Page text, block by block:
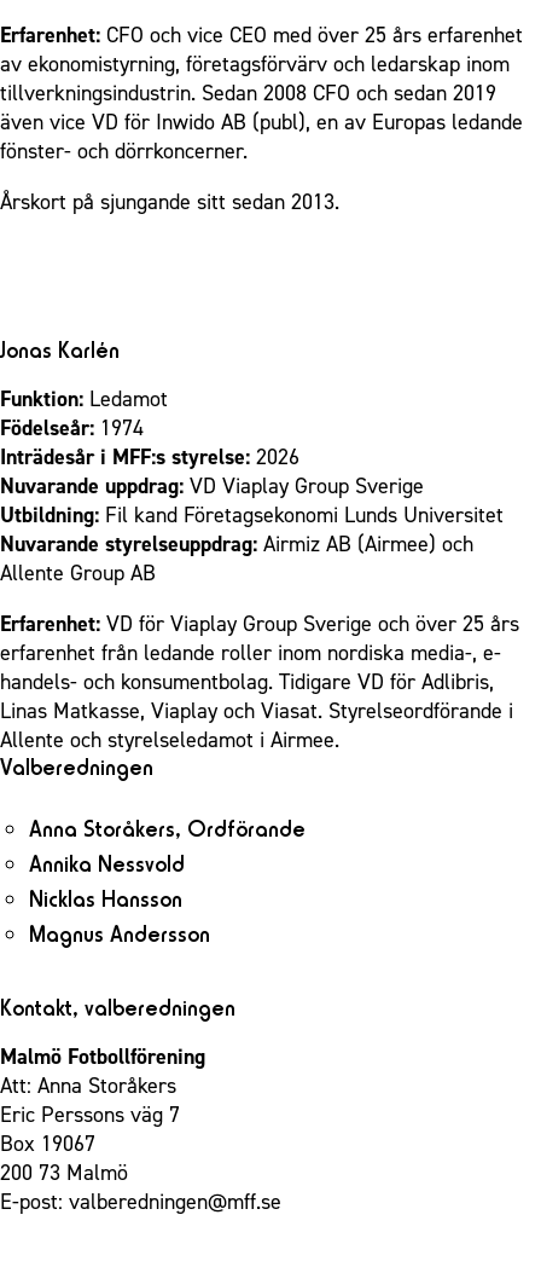
Erfarenhet: CFO och vice CEO med över 25 års erfarenhet
av ekonomistyrning, företagsförvärv och ledarskap inom
tillverkningsindustrin. Sedan 2008 CFO och sedan 2019
även vice VD för Inwido AB (publ), en av Europas ledande
fönster- och dörrkoncerner.
Årskort på sjungande sitt sedan 2013.
Jonas Karlén
Funktion: Ledamot
Födelseår: 1974
Inträdesår i MFF:s styrelse: 2026
Nuvarande uppdrag: VD Viaplay Group Sverige
Utbildning: Fil kand Företagsekonomi Lunds Universitet
Nuvarande styrelseuppdrag: Airmiz AB (Airmee) och
Allente Group AB
Erfarenhet: VD för Viaplay Group Sverige och över 25 års
erfarenhet från ledande roller inom nordiska media-, e-
handels- och konsumentbolag. Tidigare VD för Adlibris,
Linas Matkasse, Viaplay och Viasat. Styrelseordförande i
Allente och styrelseledamot i Airmee.
Valberedningen
Anna Storåkers, Ordförande
Annika Nessvold
Nicklas Hansson
Magnus Andersson
Kontakt, valberedningen
Malmö Fotbollförening
Att: Anna Storåkers
Eric Perssons väg 7
Box 19067
200 73 Malmö
E-post: valberedningen@mff.se